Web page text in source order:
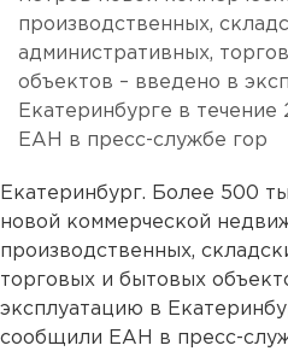
производственных,
административных,
объектов – введено в
Екатеринбурге в
ЕАН в пресс-службе гор
Екатеринбург. Более 500
новой коммерческой
производственных,
торговых и бытовых
эксплуатацию в
сообщили ЕАН в пресс-